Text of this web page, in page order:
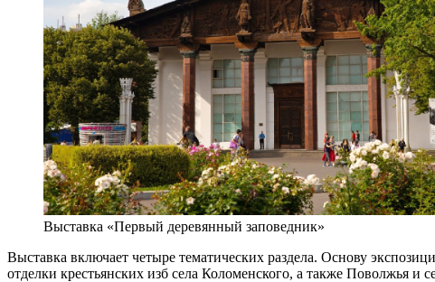
Выставка «Первый деревянный заповедник»
Выставка включает четыре тематических раздела. Основу
отделки крестьянских изб села Коломенского, а также Поволжья и